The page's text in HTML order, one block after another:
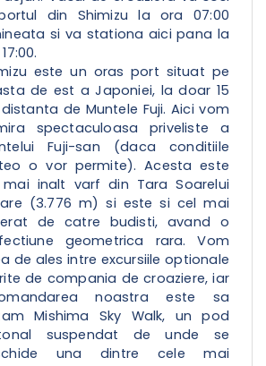
din Shimizu la ora 07:00
si va stationa aici pana la
este un oras port situat pe
de est a Japoniei, la doar 15
de Muntele Fuji. Aici vom
spectaculoasa priveliste a
Fuji-san (daca conditiile
o vor permite). Acesta este
inalt varf din Tara Soarelui
(3.776 m) si este si cel mai
de catre budisti, avand o
geometrica rara. Vom
de ales intre excursiile optionale
de compania de croaziere, iar
noastra este sa
Mishima Sky Walk, un pod
suspendat de unde se
una dintre cele mai